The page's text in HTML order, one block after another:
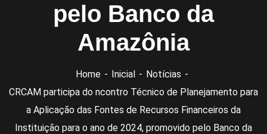
pelo Banco da
Amazônia
Home Inicial
Notícias
CRCAM participa do ncontro Técnico de Planejamento para
a Aplicação das Fontes de Recursos Financeiros da
Instituição para o ano de 2024, promovido pelo Banco da